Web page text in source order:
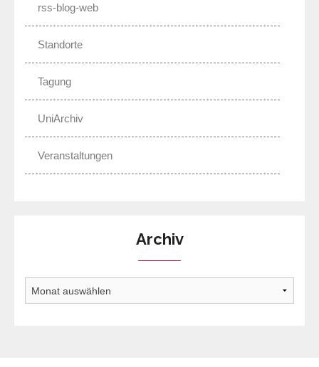
rss-blog-web
Standorte
Tagung
UniArchiv
Veranstaltungen
Archiv